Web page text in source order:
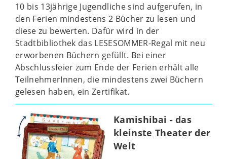
10 bis 13jährige Jugendliche sind aufgerufen, in
den Ferien mindestens 2 Bücher zu lesen und
diese zu bewerten. Dafür wird in der
Stadtbibliothek das LESESOMMER-Regal mit neu
erworbenen Büchern gefüllt. Bei einer
Abschlussfeier zum Ende der Ferien erhält alle
TeilnehmerInnen, die mindestens zwei Büchern
gelesen haben, ein Zertifikat.
Kamishibai - das
kleinste Theater der
Welt